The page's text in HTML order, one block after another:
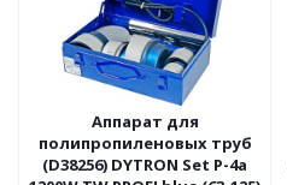
Аппарат для
полипропиленовых труб
(D38256) DYTRON Set P-4a